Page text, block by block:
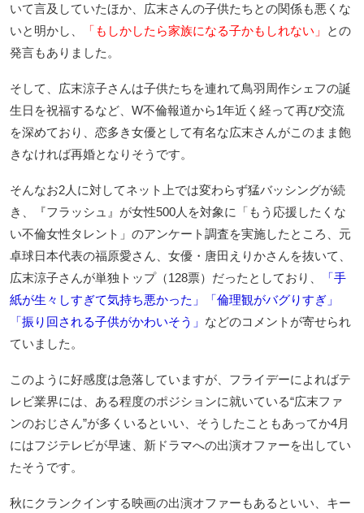
いて言及していたほか、広末さんの子供たちとの関係も悪くな
いと明かし、
「もしかしたら家族になる子かもしれない」
との
発言もありました。
そして、広末涼子さんは子供たちを連れて鳥羽周作シェフの誕
生日を祝福するなど、W不倫報道から1年近く経って再び交流
を深めており、恋多き女優として有名な広末さんがこのまま飽
きなければ再婚となりそうです。
そんなお2人に対してネット上では変わらず猛バッシングが続
き、『フラッシュ』が女性500人を対象に「もう応援したくな
い不倫女性タレント」のアンケート調査を実施したところ、元
卓球日本代表の福原愛さん、女優・唐田えりかさんを抜いて、
広末涼子さんが単独トップ（128票）だったとしており、
「手
紙が生々しすぎて気持ち悪かった」「倫理観がバグりすぎ」
「振り回される子供がかわいそう」 などのコメントが寄せられ
ていました。
このように好感度は急落していますが、フライデーによればテ
レビ業界には、ある程度のポジションに就いている“広末ファ
ンのおじさん”が多くいるといい、そうしたこともあってか4月
にはフジテレビが早速、新ドラマへの出演オファーを出してい
たそうです。
秋にクランクインする映画の出演オファーもあるといい、キー